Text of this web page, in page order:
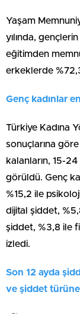
Yaşam
yılında,
eğitimden
erkeklerde
Genç kadınlar
Türkiye Kadına
sonuçlarına
kalanların, 15-
görüldü. Genç
%15,2 ile
dijital şiddet,
şiddet, %3,8 ile
izledi.
Son 12 ayda
ve şiddet